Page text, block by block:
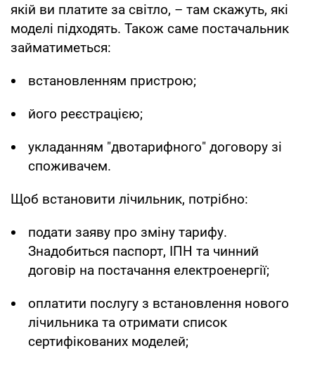
якій ви платите за світло, – там скажуть, які
моделі підходять. Також саме постачальник
займатиметься:
встановленням пристрою;
його реєстрацією;
укладанням "двотарифного" договору зі
споживачем.
Щоб встановити лічильник, потрібно:
подати заяву про зміну тарифу.
Знадобиться паспорт, ІПН та чинний
договір на постачання електроенергії;
оплатити послугу з встановлення нового
лічильника та отримати список
сертифікованих моделей;